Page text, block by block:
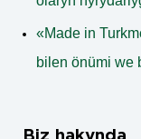
«Made in
bilen önümi we